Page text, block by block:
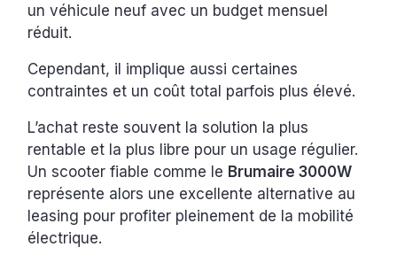
un véhicule neuf avec un budget mensuel
réduit.
Cependant, il implique aussi certaines
contraintes et un coût total parfois plus élevé.
L’achat reste souvent la solution la plus
rentable et la plus libre pour un usage régulier.
Un scooter fiable comme le Brumaire 3000W
représente alors une excellente alternative au
leasing pour profiter pleinement de la mobilité
électrique.